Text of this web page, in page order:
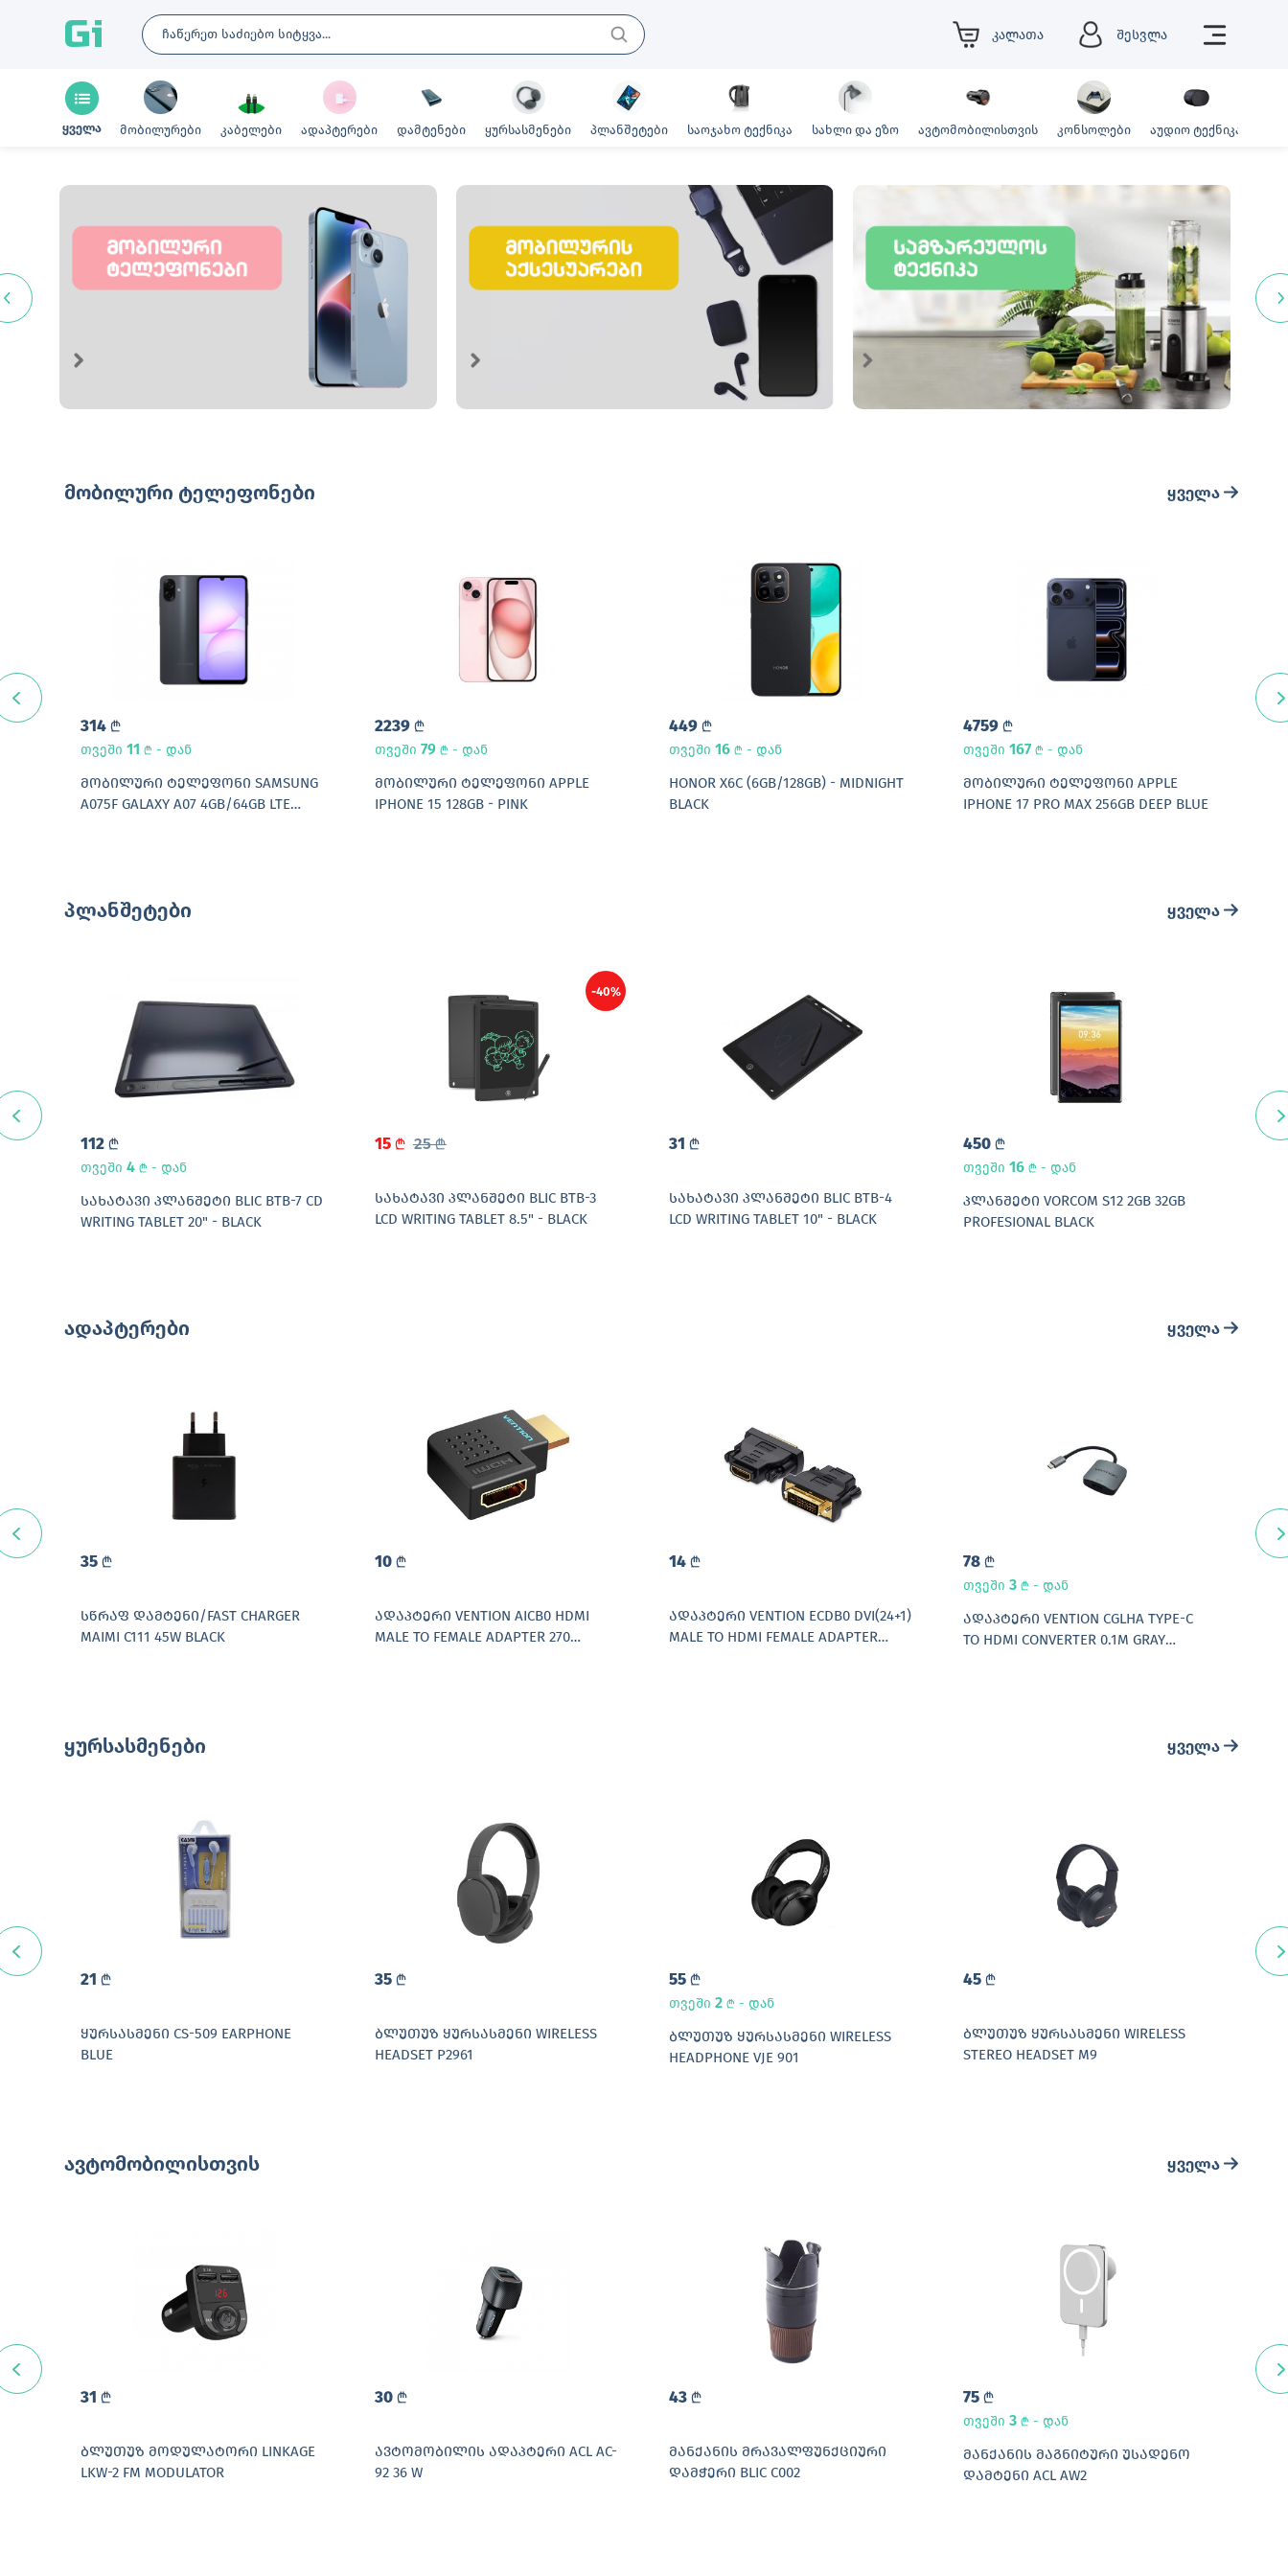
Gi კალათა შესვლა
ყველა მობილურები კაბელები ადაპტერები დამტენები ყურსასმენები პლანშეტები საოჯახო ტექნიკა სახლი და ეზო ავტომობილისთვის კონსოლები აუდიო ტექნიკა
მობილური ტელეფონები ყველა
314 L
თვეში 11 L - დან
ᲛᲝᲑᲘᲚᲣᲠᲘ ᲢᲔᲚᲔᲤᲝᲜᲘ SAMSUNG
A075F GALAXY A07 4GB/64GB LTE
2239 L
თვეში 79 L - დან
ᲛᲝᲑᲘᲚᲣᲠᲘ ᲢᲔᲚᲔᲤᲝᲜᲘ APPLE
IPHONE 15 128GB - PINK
449 L
თვეში 16 L - დან
HONOR X6C (6GB/128GB) - MIDNIGHT
BLACK
4759 L
თვეში 167 L - დან
ᲛᲝᲑᲘᲚᲣᲠᲘ ᲢᲔᲚᲔᲤᲝᲜᲘ APPLE
IPHONE 17 PRO MAX 256GB DEEP BLUE
პლანშეტები ყველა
112 L
თვეში 4 L - დან
ᲡᲐᲮᲐᲢᲐᲕᲘ ᲞᲚᲐᲜᲨᲔᲢᲘ BLIC BTB-7 CD
WRITING TABLET 20" - BLACK
-40%
15 L 25L
ᲡᲐᲮᲐᲢᲐᲕᲘ ᲞᲚᲐᲜᲨᲔᲢᲘ BLIC BTB-3
LCD WRITING TABLET 8.5" - BLACK
31 L
ᲡᲐᲮᲐᲢᲐᲕᲘ ᲞᲚᲐᲜᲨᲔᲢᲘ BLIC BTB-4
LCD WRITING TABLET 10" - BLACK
450 L
თვეში 16 L - დან
ᲞᲚᲐᲜᲨᲔᲢᲘ VORCOM S12 2GB 32GB
PROFESIONAL BLACK
87L
ადაპტერები ყველა
35 L
ᲡᲬᲠᲐᲤ ᲓᲐᲛᲢᲔᲜᲘ/FAST CHARGER
MAIMI C111 45W BLACK
10 L
ᲐᲓᲐᲞᲢᲔᲠᲘ VENTION AICB0 HDMI
MALE TO FEMALE ADAPTER 270
14 L
ᲐᲓᲐᲞᲢᲔᲠᲘ VENTION ECDB0 DVI(24+1)
MALE TO HDMI FEMALE ADAPTER
78 L
თვეში 3 L - დან
ᲐᲓᲐᲞᲢᲔᲠᲘ VENTION CGLHA TYPE-C
TO HDMI CONVERTER 0.1M GRAY
30
ყურსასმენები ყველა
21 L
ᲧᲣᲠᲡᲐᲡᲛᲔᲜᲘ CS-509 EARPHONE
BLUE
35 L
ᲑᲚᲣᲗᲣᲖ ᲧᲣᲠᲡᲐᲡᲛᲔᲜᲘ WIRELESS
HEADSET P2961
55 L
თვეში 2 L - დან
ᲑᲚᲣᲗᲣᲖ ᲧᲣᲠᲡᲐᲡᲛᲔᲜᲘ WIRELESS
HEADPHONE VJE 901
45 L
ᲑᲚᲣᲗᲣᲖ ᲧᲣᲠᲡᲐᲡᲛᲔᲜᲘ WIRELESS
STEREO HEADSET M9
25L
ავტომობილისთვის ყველა
31 L
ᲑᲚᲣᲗᲣᲖ ᲛᲝᲓᲣᲚᲐᲢᲝᲠᲘ LINKAGE
LKW-2 FM MODULATOR
30 L
ᲐᲕᲢᲝᲛᲝᲑᲘᲚᲘᲡ ᲐᲓᲐᲞᲢᲔᲠᲘ ACL AC-
92 36 W
43 L
ᲛᲐᲜᲥᲐᲜᲘᲡ ᲛᲠᲐᲕᲐᲚᲤᲣᲜᲥᲪᲘᲣᲠᲘ
ᲓᲐᲛᲭᲔᲠᲘ BLIC C002
75 L
თვეში 3 L - დან
ᲛᲐᲜᲥᲐᲜᲘᲡ ᲛᲐᲒᲜᲘᲢᲣᲠᲘ ᲣᲡᲐᲓᲔᲜᲝ
ᲓᲐᲛᲢᲔᲜᲘ ACL AW2
31L